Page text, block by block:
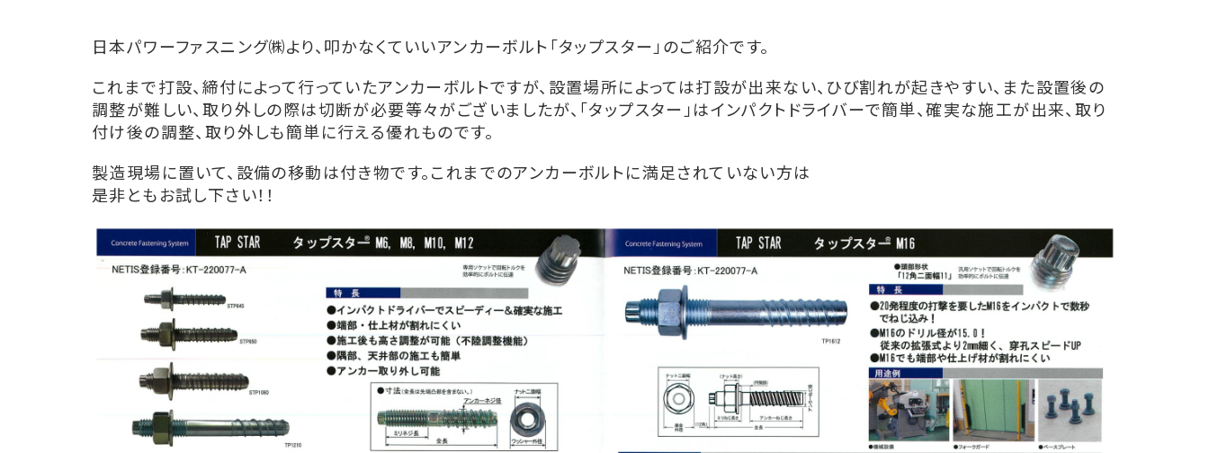
日本パワーファスニング㈱より、叩かなくていいアンカーボルト「タップスター」のご紹介です。
これまで打設、締付によって行っていたアンカーボルトですが、設置場所によっては打設が出来ない、ひび割れが起きやすい、また設置後の
調整が難しい、取り外しの際は切断が必要等々がございましたが、「タップスター」はインパクトドライバーで簡単、確実な施工が出来、取り
付け後の調整、取り外しも簡単に行える優れものです。
製造現場に置いて、設備の移動は付き物です。これまでのアンカーボルトに満足されていない方は
是非ともお試し下さい！！